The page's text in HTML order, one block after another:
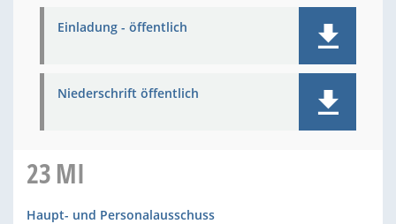
Einladung - öffentlich
Niederschrift öffentlich
23MI
Haupt- und Personalausschuss